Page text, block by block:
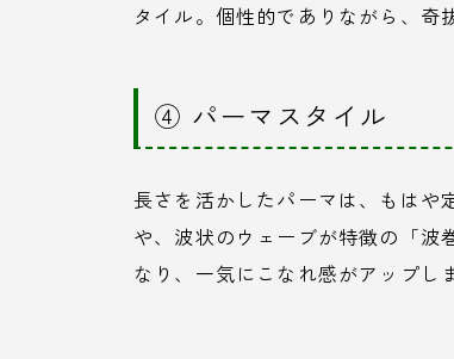
タイル。個性的でありながら、奇
④ パーマスタイル
長さを活かしたパーマは、もはや
や、波状のウェーブが特徴の「波
なり、一気にこなれ感がアップし